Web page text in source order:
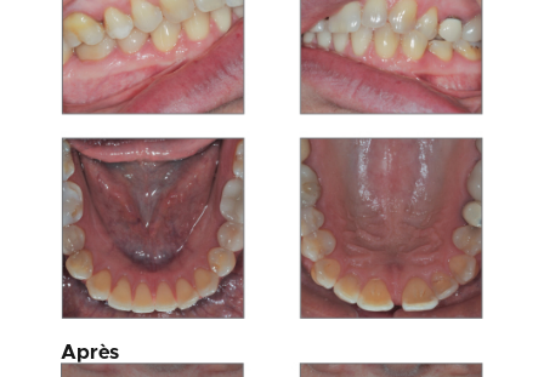
Après